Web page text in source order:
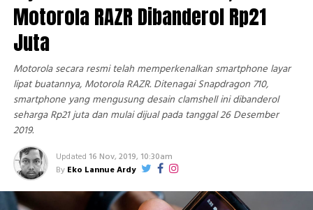
Motorola RAZR Dibanderol Rp21
Juta
Motorola secara resmi telah memperkenalkan smartphone layar
lipat buatannya, Motorola RAZR. Ditenagai Snapdragon 710,
smartphone yang mengusung desain clamshell ini dibanderol
seharga Rp21 juta dan mulai dijual pada tanggal 26 Desember
2019.
Updated 16 Nov, 2019, 10:30am
By Eko Lannue Ardy